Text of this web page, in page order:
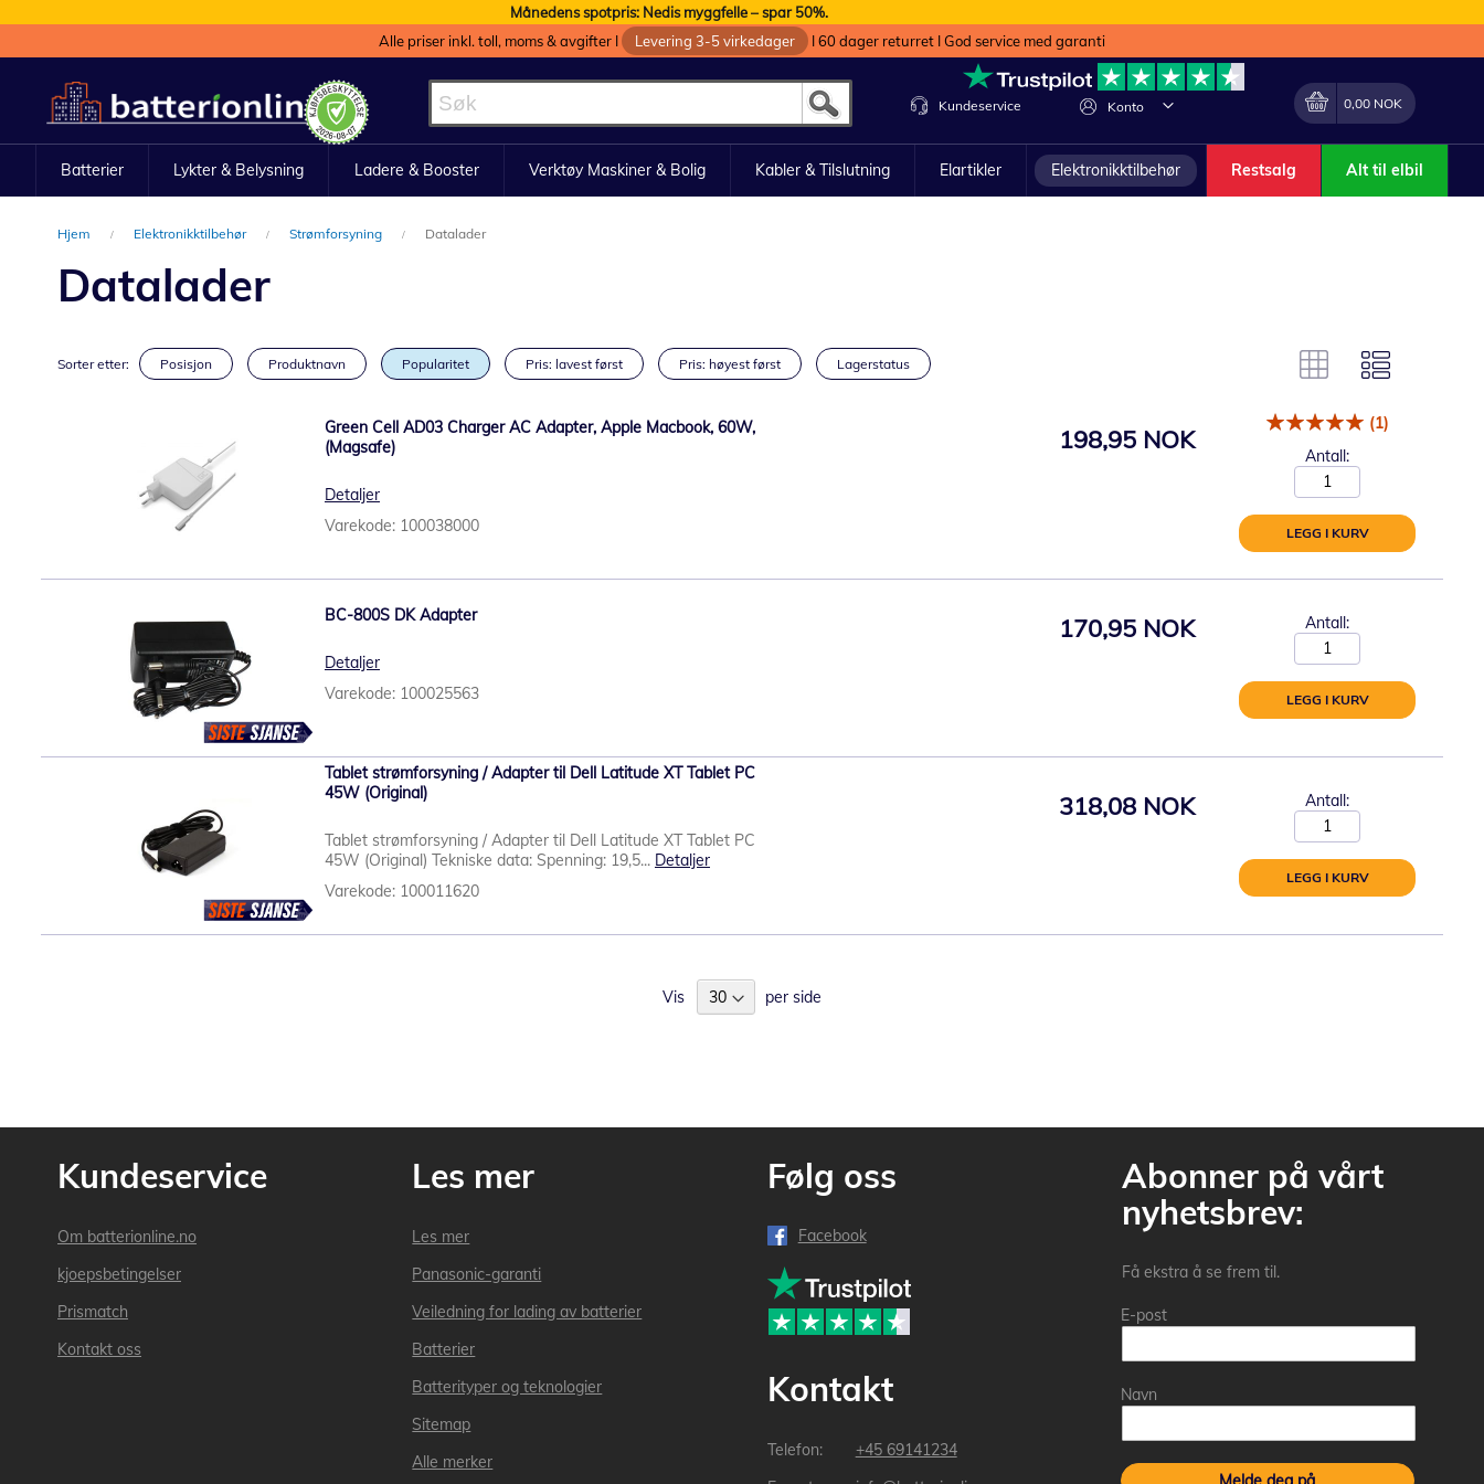
Månedens spotpris: Nedis myggfelle – spar 50%.
Alle priser inkl. toll, moms & avgifter I
Levering 3-5 virkedager I 60 dager returret I God service med garanti
til
innhold
Konto Endring
Min handlekurv
0,00 NOK
Kundeservice
Batterier Lykter & Belysning Ladere & Booster Verktøy Maskiner & Bolig Kabler & Tilslutning Elartikler Elektronikktilbehør Restsalg Alt til elbil
Hjem Elektronikktilbehør Strømforsyning Datalader
Datalader
Sorter etter: Posisjon Produktnavn Popularitet Pris: lavest først Pris: høyest først Lagerstatus
Green Cell AD03 Charger AC Adapter, Apple Macbook, 60W,
(Magsafe)
Detaljer
Varekode: 100038000
198,95 NOK
(1)
Antall:
LEGG I KURV
BC-800S DK Adapter
Detaljer
Varekode: 100025563
170,95 NOK Antall:
LEGG I KURV
Tablet strømforsyning / Adapter til Dell Latitude XT Tablet PC
45W (Original)
Tablet strømforsyning / Adapter til Dell Latitude XT Tablet PC
45W (Original) Tekniske data: Spenning: 19,5... Detaljer
Varekode: 100011620
318,08 NOK Antall:
LEGG I KURV
Vis per side
Kundeservice
Om batterionline.no
kjoepsbetingelser
Prismatch
Kontakt oss
Les mer
Les mer
Panasonic-garanti
Veiledning for lading av batterier
Batterier
Batterityper og teknologier
Sitemap
Alle merker
Følg oss
Facebook
Kontakt
+45 69141234
Abonner på vårt
nyhetsbrev:
Få ekstra å se frem til.
E-post
Navn